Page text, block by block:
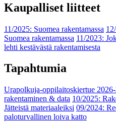
Kaupalliset liitteet
11/2025: Suomea rakentamassa
Suomea rakentamassa 11/2023:
lehti kestävästä rakentamisesta
Tapahtumia
Urapolkuja-oppilaitoskiertue
rakentaminen & data 10/2025:
Jätteistä materiaaleiksi 09/2024:
paloturvallinen loiva katto